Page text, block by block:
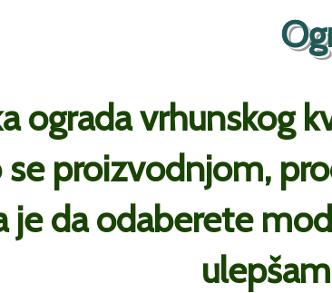
ograda vrhunskog
se proizvodnjom,
je da odaberete